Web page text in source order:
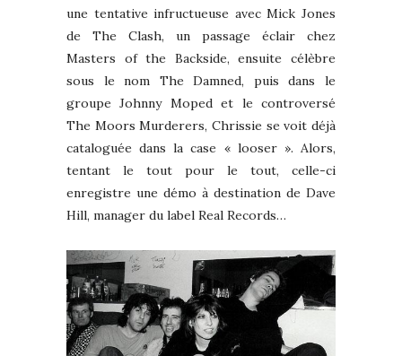
une tentative infructueuse avec Mick Jones
de The Clash, un passage éclair chez
Masters of the Backside, ensuite célèbre
sous le nom The Damned, puis dans le
groupe Johnny Moped et le controversé
The Moors Murderers, Chrissie se voit déjà
cataloguée dans la case « looser ». Alors,
tentant le tout pour le tout, celle-ci
enregistre une démo à destination de Dave
Hill, manager du label Real Records…